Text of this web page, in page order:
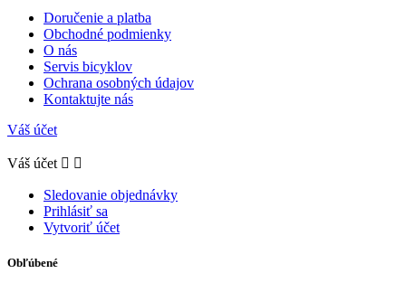
Doručenie a platba
Obchodné podmienky
O nás
Servis bicyklov
Ochrana osobných údajov
Kontaktujte nás
Váš účet
Váš účet  
Sledovanie objednávky
Prihlásiť sa
Vytvoriť účet
Obľúbené